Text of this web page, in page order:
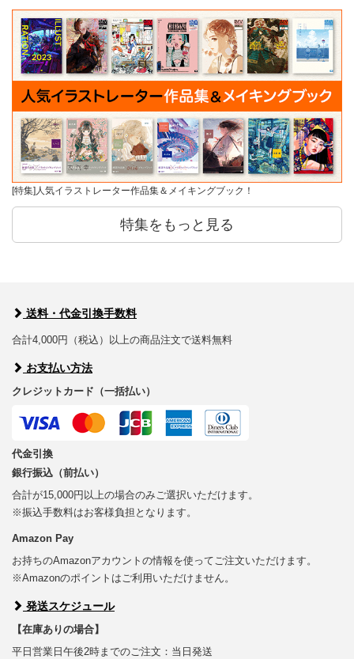
[特集]人気イラストレーター作品集＆メイキングブック！
特集をもっと見る
送料・代金引換手数料
合計4,000円（税込）以上の商品注文で送料無料
お支払い方法
クレジットカード（一括払い）
代金引換
銀行振込（前払い）
合計が15,000円以上の場合のみご選択いただけます。
※振込手数料はお客様負担となります。
Amazon Pay
お持ちのAmazonアカウントの情報を使ってご注文いただけます。
※Amazonのポイントはご利用いただけません。
発送スケジュール
【在庫ありの場合】
平日営業日午後2時までのご注文：当日発送